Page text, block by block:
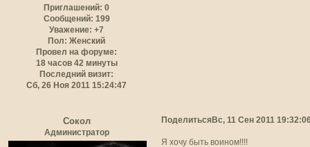
Приглашений: 0
Сообщений: 199
Уважение: +7
Пол: Женский
Провел на форуме:
18 часов 42 минуты
Последний визит:
Сб, 26 Ноя 2011 15:24:47
Поделиться Вс, 11 Сен 2011
Сокол
Администратор
Я хочу быть воином!!!!